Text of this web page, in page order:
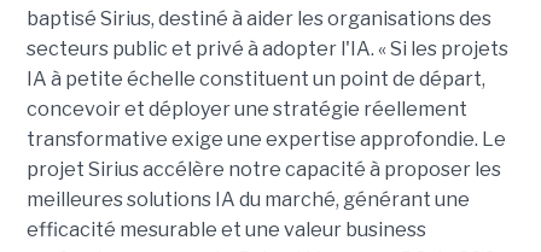
baptisé Sirius, destiné à aider les organisations des
secteurs public et privé à adopter l'IA. « Si les projets
IA à petite échelle constituent un point de départ,
concevoir et déployer une stratégie réellement
transformative exige une expertise approfondie. Le
projet Sirius accélère notre capacité à proposer les
meilleures solutions IA du marché, générant une
efficacité mesurable et une valeur business